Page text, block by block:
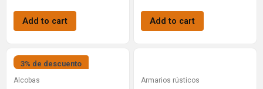
Add to cart Add to cart
3% de descuento
Alcobas
Original
priceArmarios rústicos